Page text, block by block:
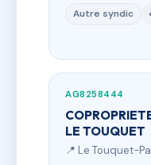
Autre syndic
AG8258444
LE TOUQUET
📍 Le Touquet-